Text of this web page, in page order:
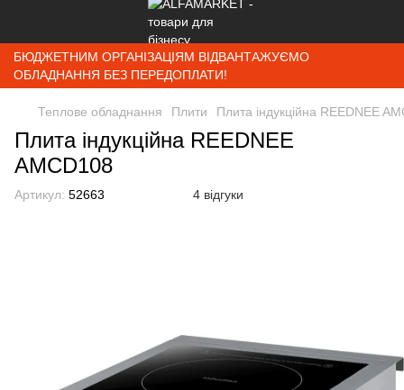
БЮДЖЕТНИМ ОРГАНІЗАЦІЯМ ВІДВАНТАЖУЄМО
ОБЛАДНАННЯ БЕЗ ПЕРЕДОПЛАТИ!
Теплове обладнання Плити Плита індукційна REEDNEE
Плита індукційна REEDNEE
AMCD108
Артикул: 52663 4 відгуки